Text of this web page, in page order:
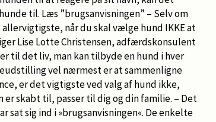
til. Læs ”brugsanvisningen” – Selv om
når du skal vælge hund IKKE at
Lise Lotte Christensen, adfærdskonsulent
til det liv, man kan tilbyde en hund i hver
vel nærmest er at sammenligne
er det vigtigste ved valg af hund ikke,
er skabt til, passer til dig og din familie. – Det
sat sig ind i »brugsanvisningen«. De enkelte